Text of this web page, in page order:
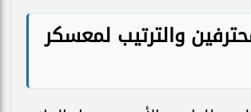
والترتيب لمعسكر